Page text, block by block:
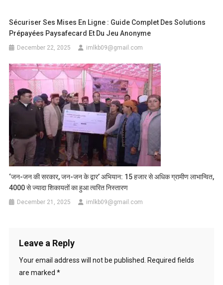
Sécuriser Ses Mises En Ligne : Guide Complet Des Solutions
Prépayées Paysafecard Et Du Jeu Anonyme
December 22, 2025 imlkb09@gmail.com
‘जन-जन की सरकार, जन-जन के द्वार’ अभियान: 15 हजार से अधिक ग्रामीण लाभान्वित,
4000 से ज्यादा शिकायतों का हुआ त्वरित निस्तारण
December 21, 2025 imlkb09@gmail.com
Leave a Reply
Your email address will not be published.
Required fields
are marked *